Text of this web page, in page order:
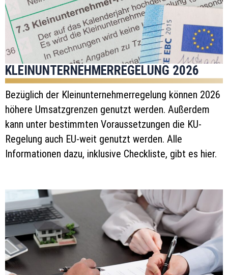
KLEINUNTERNEHMERREGELUNG 2026
Bezüglich der Kleinunternehmerregelung können 2026
höhere Umsatzgrenzen genutzt werden. Außerdem
kann unter bestimmten Voraussetzungen die KU-
Regelung auch EU-weit genutzt werden. Alle
Informationen dazu, inklusive Checkliste, gibt es hier.